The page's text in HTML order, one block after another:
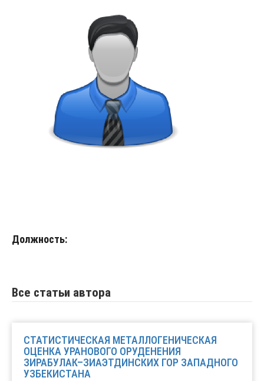
Должность:
Все статьи автора
СТАТИСТИЧЕСКАЯ МЕТАЛЛОГЕНИЧЕСКАЯ
ОЦЕНКА УРАНОВОГО ОРУДЕНЕНИЯ
ЗИРАБУЛАК–ЗИАЭТДИНСКИХ ГОР ЗАПАДНОГО
УЗБЕКИСТАНА